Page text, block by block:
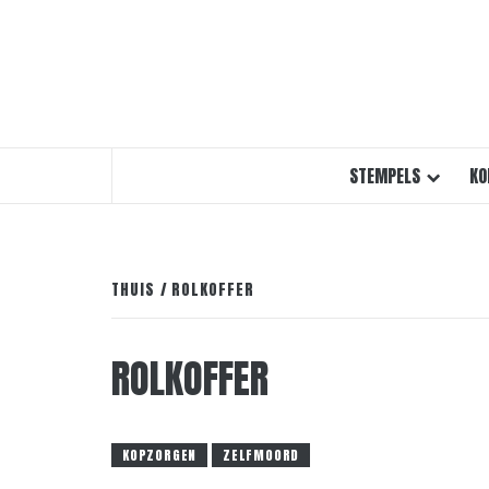
STEMPELS
THUIS ROLKOFFER
ROLKOFFER
KOPZORGEN ZELFMOORD